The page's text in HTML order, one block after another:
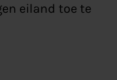
eiland toe te